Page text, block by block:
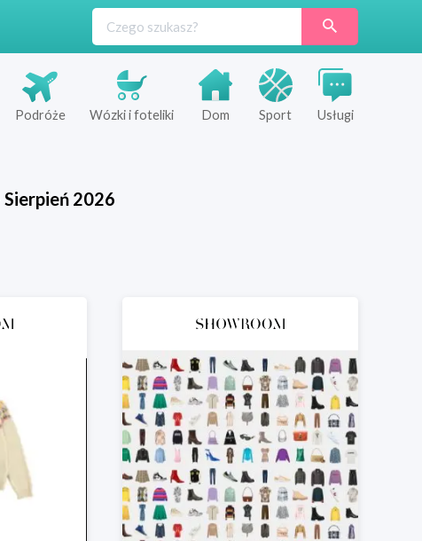
Podróże Wózki i foteliki Dom Sport Usługi
Sierpień 2026